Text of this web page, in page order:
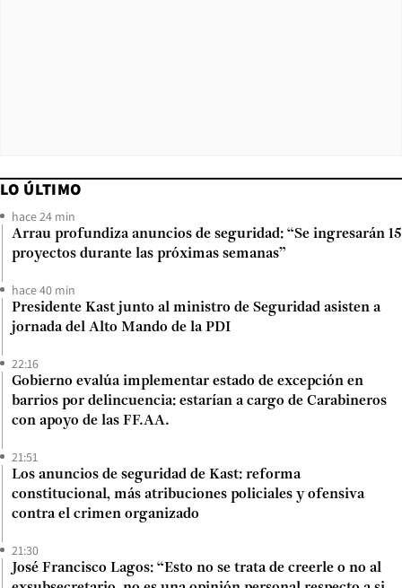
LO ÚLTIMO
hace 24 min
Arrau profundiza anuncios de seguridad: “Se ingresarán 15
proyectos durante las próximas semanas”
hace 40 min
Presidente Kast junto al ministro de Seguridad asisten a
jornada del Alto Mando de la PDI
22:16
Gobierno evalúa implementar estado de excepción en
barrios por delincuencia: estarían a cargo de Carabineros
con apoyo de las FF.AA.
21:51
Los anuncios de seguridad de Kast: reforma
constitucional, más atribuciones policiales y ofensiva
contra el crimen organizado
21:30
José Francisco Lagos: “Esto no se trata de creerle o no al